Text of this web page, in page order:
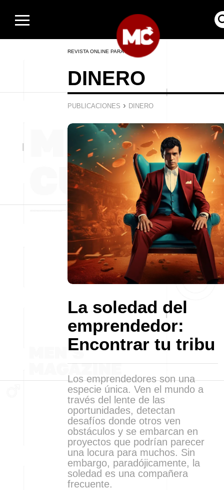
REVISTA ONLINE PARA HOMBRES
DINERO
PUBLICACIONES › DINERO
La soledad del
emprendedor:
Encontrar tu tribu
Los emprendedores son una
especie única. Ven el mundo a
través del lente de las
oportunidades, detectan
desafíos donde otros ven
obstáculos y se embarcan en
proyectos que podrían parecer
una locura para muchos. Sin
embargo, paradójicamente, la
soledad es una compañera
frecuente.